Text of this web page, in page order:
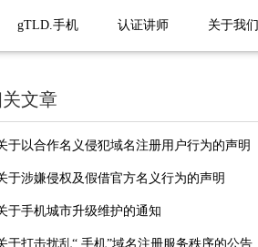
gTLD.手机 认证讲师 关于我们
文章
于以合作名义侵犯域名注册用户行为的声明
于涉嫌侵权及假借官方名义行为的声明
于手机城市升级维护的通知
于打击扰乱“.手机”域名注册服务秩序的公告